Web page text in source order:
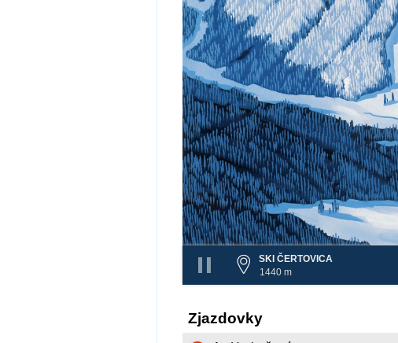
SKI ČERTOVICA
1440 m
Zjazdovky